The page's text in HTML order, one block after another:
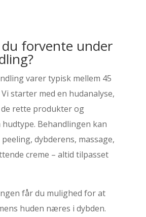
forvente under
varer typisk mellem 45
starter med en hudanalyse,
rette produkter og
Behandlingen kan
dybderens, massage,
creme – altid tilpasset
får du mulighed for at
huden næres i dybden.